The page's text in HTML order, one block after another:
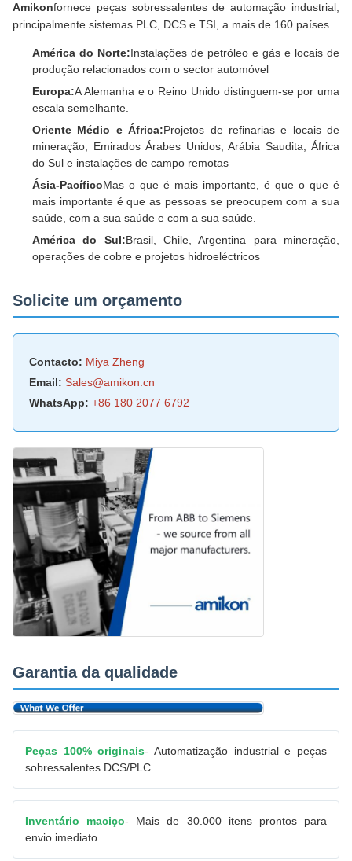
Amikonfornece peças sobressalentes de automação industrial,
principalmente sistemas PLC, DCS e TSI, a mais de 160 países.
América do Norte:Instalações de petróleo e gás e locais de
produção relacionados com o sector automóvel
Europa:A Alemanha e o Reino Unido distinguem-se por uma
escala semelhante.
Oriente Médio e África:Projetos de refinarias e locais de
mineração, Emirados Árabes Unidos, Arábia Saudita, África
do Sul e instalações de campo remotas
Ásia-PacíficoMas o que é mais importante, é que o que é
mais importante é que as pessoas se preocupem com a sua
saúde, com a sua saúde e com a sua saúde.
América do Sul:Brasil, Chile, Argentina para mineração,
operações de cobre e projetos hidroeléctricos
Solicite um orçamento
Contacto: Miya Zheng
Email: Sales@amikon.cn
WhatsApp: +86 180 2077 6792
Garantia da qualidade
Peças 100% originais- Automatização industrial e peças
sobressalentes DCS/PLC
Inventário maciço- Mais de 30.000 itens prontos para
envio imediato